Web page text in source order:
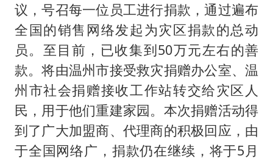
议，号召每一位员工进行捐款，通过遍布
全国的销售网络发起为灾区捐款的总动
员。至目前，已收集到50万元左右的善
款。将由温州市接受救灾捐赠办公室、温
州市社会捐赠接收工作站转交给灾区人
民，用于他们重建家园。本次捐赠活动得
到了广大加盟商、代理商的积极回应，由
于全国网络广，捐款仍在继续，将于5月